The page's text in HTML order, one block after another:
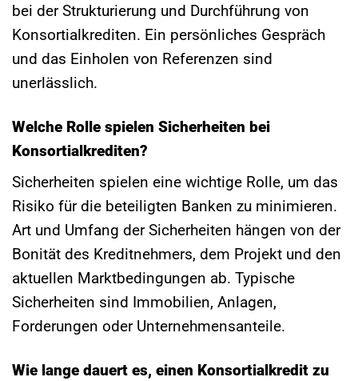
bei der Strukturierung und Durchführung von
Konsortialkrediten. Ein persönliches Gespräch
und das Einholen von Referenzen sind
unerlässlich.
Welche Rolle spielen Sicherheiten bei
Konsortialkrediten?
Sicherheiten spielen eine wichtige Rolle, um das
Risiko für die beteiligten Banken zu minimieren.
Art und Umfang der Sicherheiten hängen von der
Bonität des Kreditnehmers, dem Projekt und den
aktuellen Marktbedingungen ab. Typische
Sicherheiten sind Immobilien, Anlagen,
Forderungen oder Unternehmensanteile.
Wie lange dauert es, einen Konsortialkredit zu